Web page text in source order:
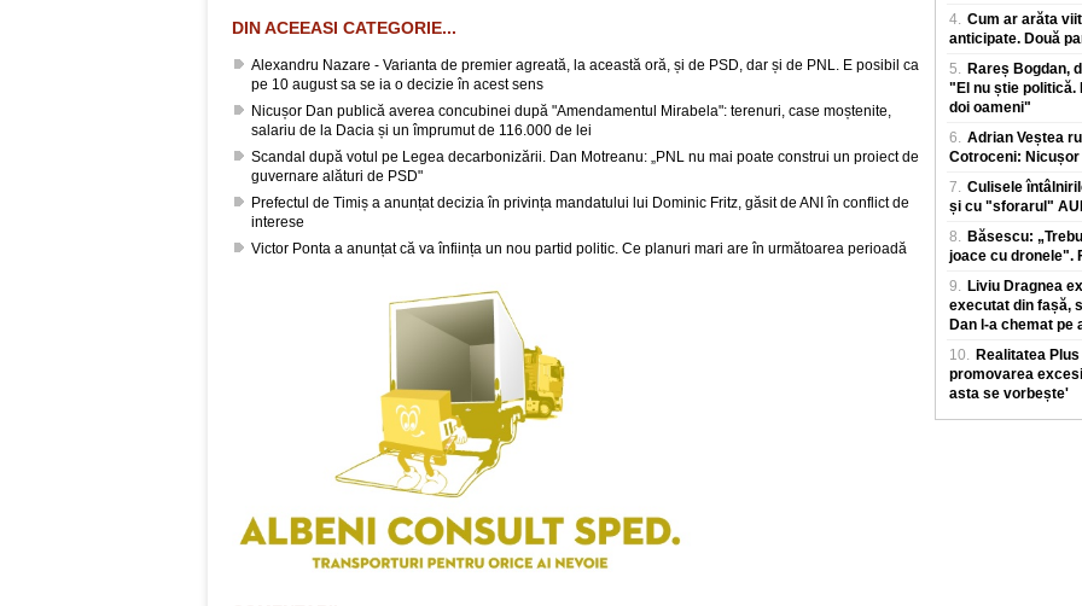
DIN ACEEASI CATEGORIE...
Alexandru Nazare - Varianta de premier agreată, la această oră, și de PSD, dar și de PNL. E posibil ca
pe 10 august sa se ia o decizie în acest sens
Nicușor Dan publică averea concubinei după "Amendamentul Mirabela": terenuri, case moștenite,
salariu de la Dacia și un împrumut de 116.000 de lei
Scandal după votul pe Legea decarbonizării. Dan Motreanu: „PNL nu mai poate construi un proiect de
guvernare alături de PSD"
Prefectul de Timiș a anunțat decizia în privința mandatului lui Dominic Fritz, găsit de ANI în conflict de
interese
Victor Ponta a anunțat că va înființa un nou partid politic. Ce planuri mari are în următoarea perioadă
4. Cum ar arăta
anticipate. Două
5. Rareș Bogdan,
"El nu știe politică.
doi oameni"
6. Adrian Veștea
Cotroceni: Nicușor
7. Culisele
și cu "sforarul"
8. Băsescu:
joace cu dronele".
9. Liviu Dragnea
executat din fașă,
Dan l-a chemat pe
10. Realitatea
promovarea
asta se vorbește'